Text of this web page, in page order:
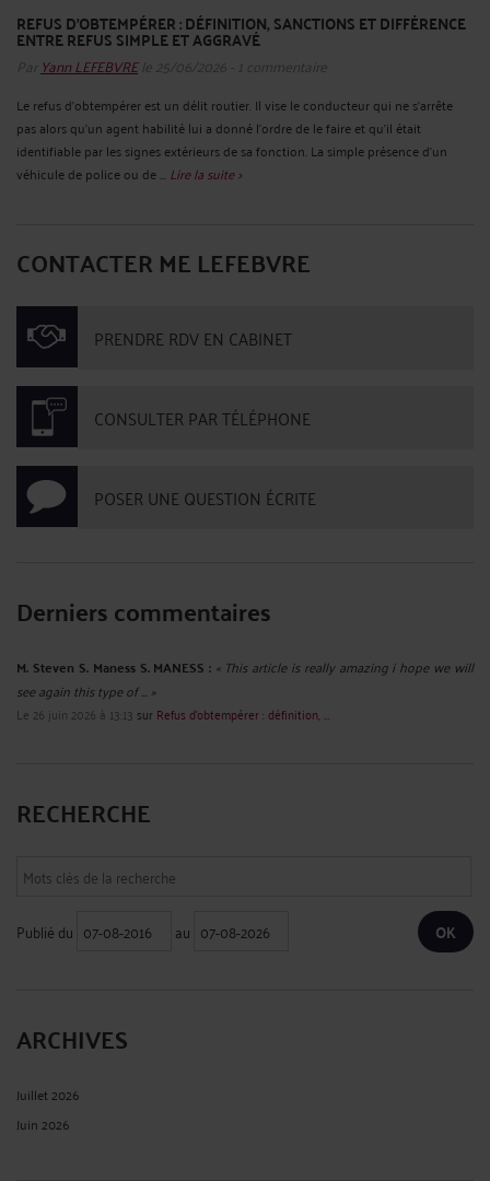
REFUS D’OBTEMPÉRER : DÉFINITION, SANCTIONS ET DIFFÉRENCE
ENTRE REFUS SIMPLE ET AGGRAVÉ
Par Yann LEFEBVREle 25/06/2026 - 1 commentaire
Le refus d’obtempérer est un délit routier. Il vise le conducteur qui ne s’arrête
pas alors qu’un agent habilité lui a donné l’ordre de le faire et qu’il était
identifiable par les signes extérieurs de sa fonction. La simple présence d’un
véhicule de police ou de ... Lire la suite >
CONTACTER ME LEFEBVRE
PRENDRE RDV EN CABINET
CONSULTER PAR TÉLÉPHONE
POSER UNE QUESTION ÉCRITE
Derniers commentaires
M. Steven S. Maness S. MANESS : « This article is really amazing i hope we will
see again this type of ... »
Le 26 juin 2026 à 13:13 sur Refus d’obtempérer : définition, ...
RECHERCHE
Publié du au
ARCHIVES
Juillet 2026
Juin 2026